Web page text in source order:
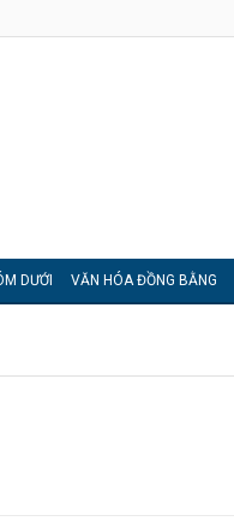
DƯỚI VĂN HÓA ĐỒNG BẰNG